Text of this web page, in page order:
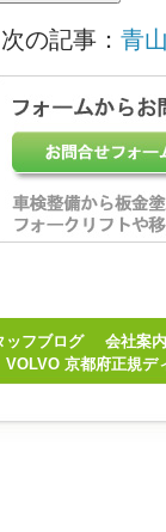
次の記事： 青
ッフブログ
会社案内
VOLVO 京都府正規デ